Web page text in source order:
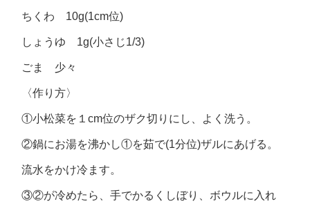
ちくわ 10g(1cm位)
しょうゆ 1g(小さじ1/3)
ごま 少々
〈作り方〉
①小松菜を１cm位のザク切りにし、よく洗う。
②鍋にお湯を沸かし①を茹で(1分位)ザルにあげる。
流水をかけ冷ます。
③②が冷めたら、手でかるくしぼり、ボウルに入れ